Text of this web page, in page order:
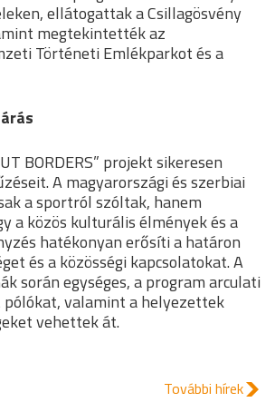
ellátogattak a Csillagösvény
megtekintették az
Történeti Emlékparkot és a
BORDERS” projekt sikeresen
A magyarországi és szerbiai
a sportról szóltak, hanem
a közös kulturális élmények és a
hatékonyan erősíti a határon
és a közösségi kapcsolatokat. A
során egységes, a program arculati
valamint a helyezettek
vehettek át.
További hírek